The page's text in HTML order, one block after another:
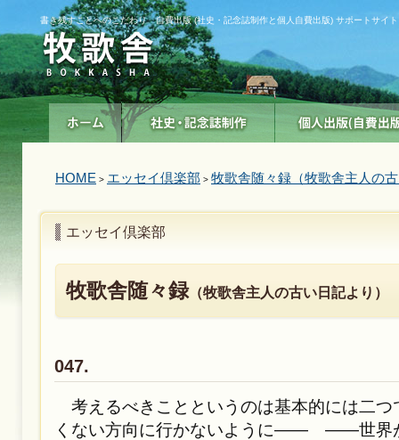
書き残すことへのこだわり 自費出版 (社史・記念誌制作と個人自費出版) サポートサイト
HOME > エッセイ倶楽部 > 牧歌舎随々録（牧歌舎主人の
エッセイ倶楽部
牧歌舎随々録（牧歌舎主人の古い日記より）
047.
考えるべきことというのは基本的には二
くない方向に行かないように—— ——世界